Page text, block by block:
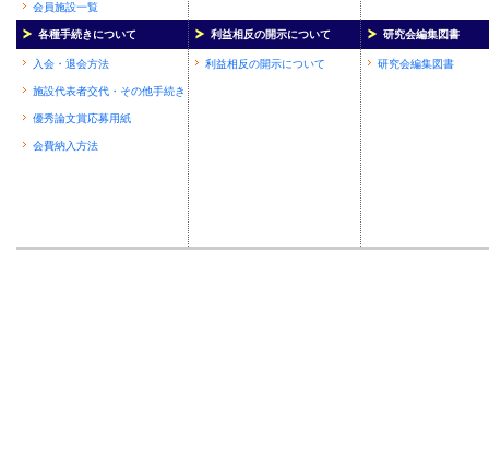
会員施設一覧
各種手続きについて 利益相反の開示について 研究会編集図書
入会・退会方法
施設代表者交代・その他手続き
優秀論文賞応募用紙
会費納入方法
利益相反の開示について 研究会編集図書